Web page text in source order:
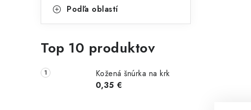
Podľa oblastí
Top 10 produktov
Kožená šnúrka na krk
0,35 €